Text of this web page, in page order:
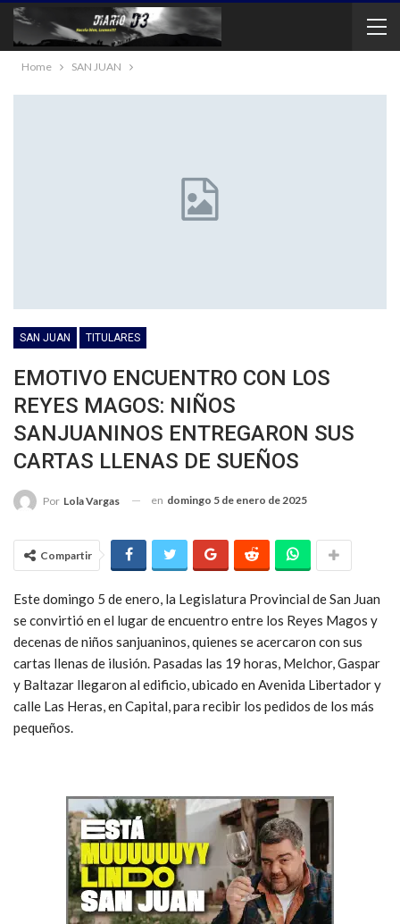
Home SAN JUAN
SAN JUAN TITULARES
EMOTIVO ENCUENTRO CON LOS
REYES MAGOS: NIÑOS
SANJUANINOS ENTREGARON SUS
CARTAS LLENAS DE SUEÑOS
Por Lola Vargas en domingo 5 de enero de 2025
Compartir
Este domingo 5 de enero, la Legislatura Provincial de San Juan
se convirtió en el lugar de encuentro entre los Reyes Magos y
decenas de niños sanjuaninos, quienes se acercaron con sus
cartas llenas de ilusión. Pasadas las 19 horas, Melchor, Gaspar
y Baltazar llegaron al edificio, ubicado en Avenida Libertador y
calle Las Heras, en Capital, para recibir los pedidos de los más
pequeños.